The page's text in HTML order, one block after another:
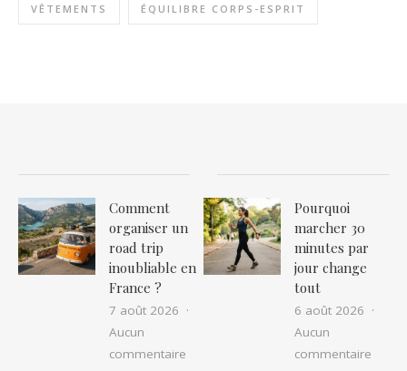
VÊTEMENTS ÉQUILIBRE CORPS-ESPRIT
Comment
organiser un
road trip
inoubliable en
France ?
7 août 2026
Aucun
commentaire sur Comment organiser un road trip
Pourquoi
marcher 30
minutes par
jour change
tout
6 août 2026
Aucun
commentaire